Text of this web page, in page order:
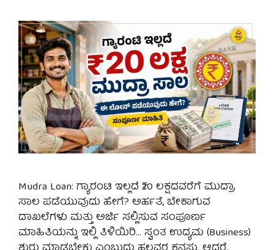
Mudra Loan: ಗ್ಯಾರಂಟಿ ಇಲ್ಲದೆ ₹20 ಲಕ್ಷದವರೆಗೆ ಮುದ್ರಾ
ಸಾಲ ಪಡೆಯುವುದು ಹೇಗೆ? ಅರ್ಹತೆ, ಬೇಕಾಗುವ
ದಾಖಲೆಗಳು ಮತ್ತು ಅರ್ಜಿ ಸಲ್ಲಿಸುವ ಸಂಪೂರ್ಣ
ಮಾಹಿತಿಯನ್ನು ಇಲ್ಲಿ ತಿಳಿಯಿರಿ… ಸ್ವಂತ ಉದ್ಯಮ (Business)